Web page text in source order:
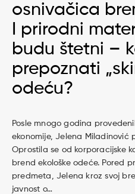
osnivačica
I prirodni
budu štetni –
prepoznati
odeću?
Posle mnogo godina
ekonomije, Jelena Miladinović
Oprostila se od korporacijske
brend ekološke odeće. Pored
predmeta, Jelena kroz svoj
javnost o…